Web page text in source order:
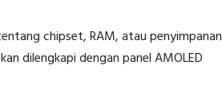
chipset, RAM, atau penyimpanan
dilengkapi dengan panel AMOLED